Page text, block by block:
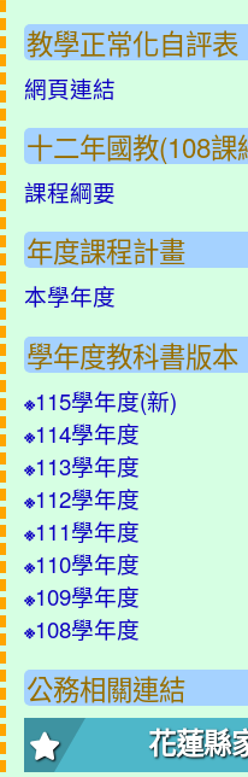
教學正常化自評表
網頁連結
十二年國教(108課
課程綱要
年度課程計畫
本學年度
學年度教科書版本
※115學年度(新)
※114學年度
※113學年度
※112學年度
※111學年度
※110學年度
※109學年度
※108學年度
公務相關連結
花蓮縣